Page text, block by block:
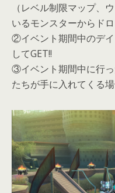
（レベル制限マップ、
いるモンスターからド
②イベント期間中のデ
してGET!!
③イベント期間中に行
たちが手に入れてくる